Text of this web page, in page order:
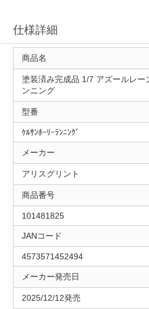
仕様詳細
商品名
塗装済み完成品 1/7 アズールレー
ンニング
型番
ｹﾙｻﾝﾎｰﾘｰﾗﾝﾆﾝｸﾞ
メーカー
アリスグリント
商品番号
101481825
JANコード
4573571452494
メーカー発売日
2025/12/12発売